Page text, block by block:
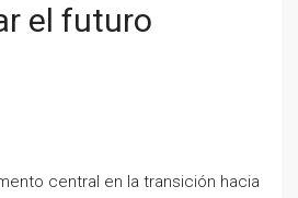
el futuro
central en la transición hacia